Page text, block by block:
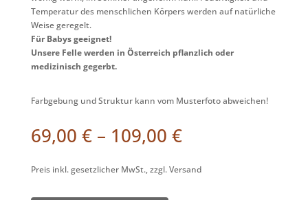
Temperatur des menschlichen Körpers werden auf natürliche
Weise geregelt.
Für Babys geeignet!
Unsere Felle werden in Österreich pflanzlich oder
medizinisch gegerbt.
Farbgebung und Struktur kann vom Musterfoto abweichen!
69,00 € – 109,00 €Preisspanne:
69,00 €
bis
109,00 €
Preis inkl. gesetzlicher MwSt., zzgl. Versand